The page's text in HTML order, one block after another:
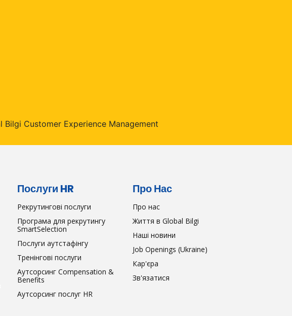
Послуги HR
Рекрутингові послуги
Програма для рекрутингу
SmartSelection
Послуги аутстафінгу
Тренінгові послуги
Аутсорсинг Compensation &
Benefits
Аутсорсинг послуг HR
Про Нас
Про нас
Життя в Global Bilgi
Наші новини
Job Openings (Ukraine)
Кар'єра
Зв'язатися